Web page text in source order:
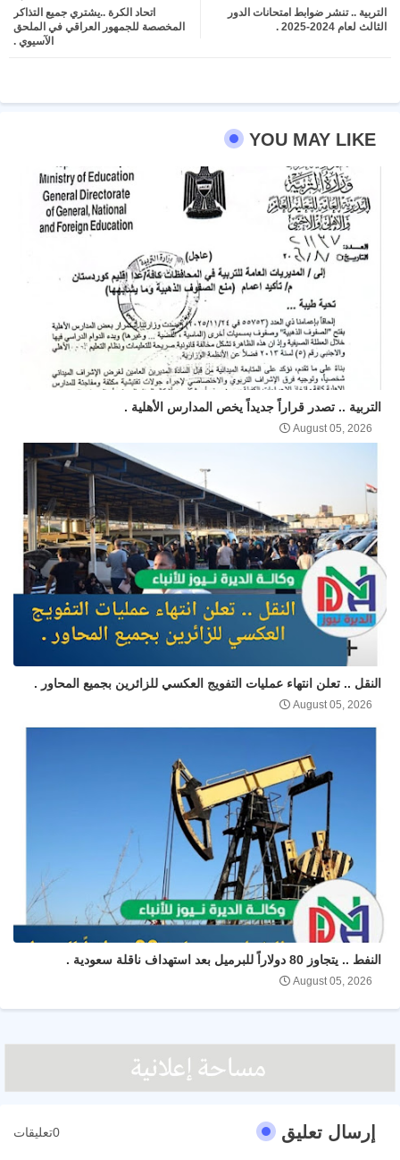
ter atsa
التربية .. تنشر ضوابط امتحانات الدور
الثالث لعام 2024-2025 .
اتحاد الكرة ..يشتري جميع التذاكر
المخصصة للجمهور العراقي في الملحق
الآسيوي .
YOU MAY LIKE
التربية .. تصدر قراراً جديداً يخص المدارس الأهلية .
August 05, 2026
النقل .. تعلن انتهاء عمليات التفويج العكسي للزائرين بجميع المحاور .
August 05, 2026
النفط .. يتجاوز 80 دولاراً للبرميل بعد استهداف ناقلة سعودية .
August 05, 2026
إرسال تعليق 0تعليقات